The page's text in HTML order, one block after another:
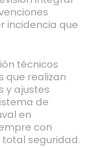
incidencia que
técnicos
que realizan
y ajustes
de
en
con
seguridad.